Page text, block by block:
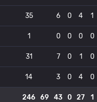
35 6 0 4 1
1 0 0 0 0
31 7 0 1 0
14 3 0 4 0
246 69 43 0 27 1